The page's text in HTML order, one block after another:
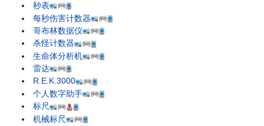
秒表
每秒伤害计数器
哥布林数据仪
杀怪计数器
生命体分析机
雷达
R.E.K.3000
个人数字助手
标尺
机械标尺